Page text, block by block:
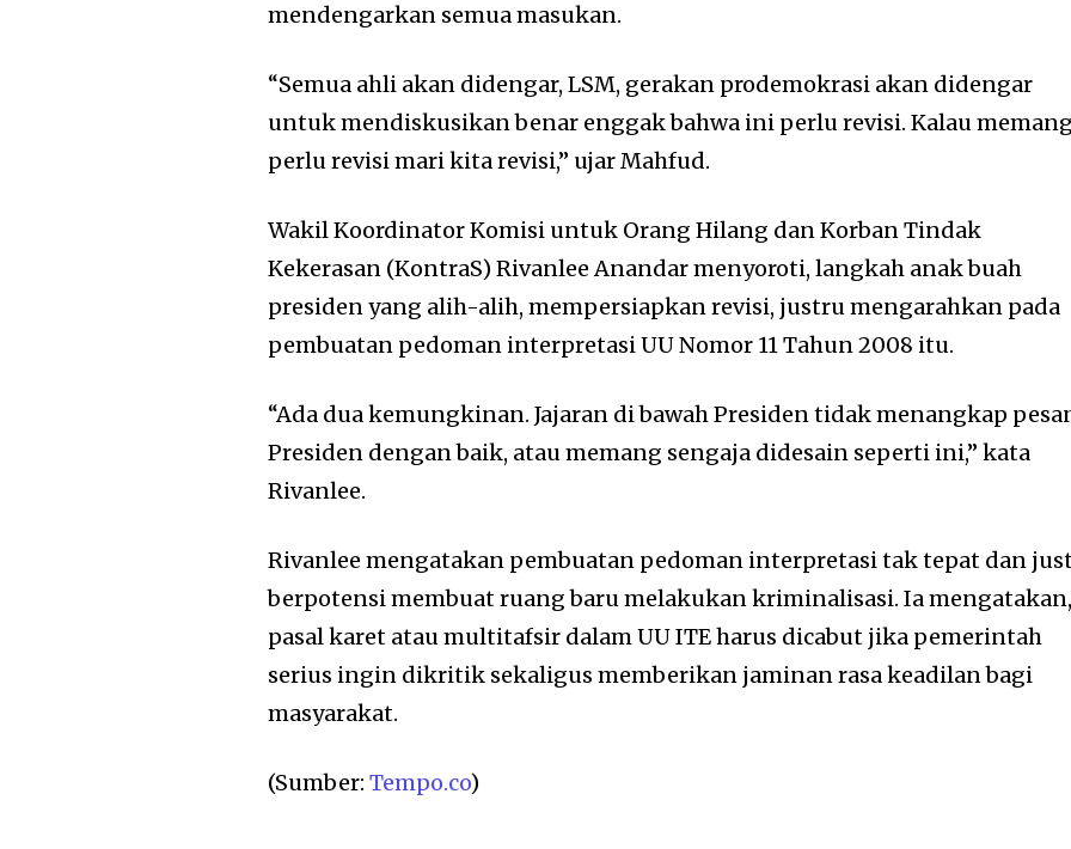
mendengarkan semua masukan.
“Semua ahli akan didengar, LSM, gerakan prodemokrasi akan didengar
untuk mendiskusikan benar enggak bahwa ini perlu revisi. Kalau
perlu revisi mari kita revisi,” ujar Mahfud.
Wakil Koordinator Komisi untuk Orang Hilang dan Korban Tindak
Kekerasan (KontraS) Rivanlee Anandar menyoroti, langkah anak buah
presiden yang alih-alih, mempersiapkan revisi, justru mengarahkan pada
pembuatan pedoman interpretasi UU Nomor 11 Tahun 2008 itu.
“Ada dua kemungkinan. Jajaran di bawah Presiden tidak menangkap
Presiden dengan baik, atau memang sengaja didesain seperti ini,” kata
Rivanlee.
Rivanlee mengatakan pembuatan pedoman interpretasi tak tepat dan
berpotensi membuat ruang baru melakukan kriminalisasi. Ia
pasal karet atau multitafsir dalam UU ITE harus dicabut jika pemerintah
serius ingin dikritik sekaligus memberikan jaminan rasa keadilan bagi
masyarakat.
(Sumber:Tempo.co)